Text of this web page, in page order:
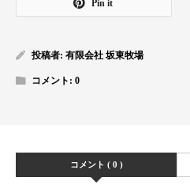
Pin it
投稿者: 有限会社 坂東牧場
コメント: 0
コメント ( 0 )